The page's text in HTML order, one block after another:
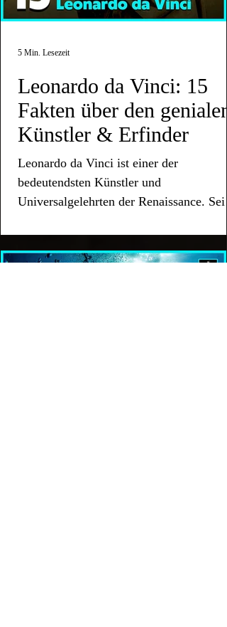
Leonardo da Vinci: 15
Fakten über den genialen
Künstler & Erfinder
Leonardo da Vinci ist einer der
bedeutendsten Künstler und
Universalgelehrten der Renaissance. Sein
5 Min. Lesezeit